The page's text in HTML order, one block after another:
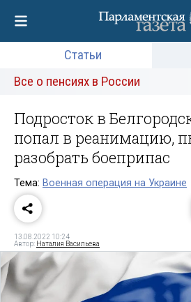
Статьи
Все о пенсиях в России
Подросток в
попал в реанимацию,
разобрать боеприпас
Тема: Военная операция на Украине
13.08.2022 10:24
Автор: Наталия Васильева